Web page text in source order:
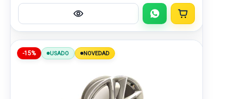
-15% USADO NOVEDAD